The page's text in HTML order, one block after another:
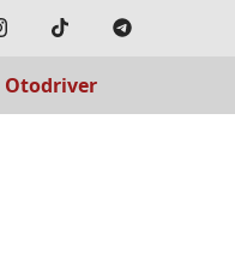
Otodriver